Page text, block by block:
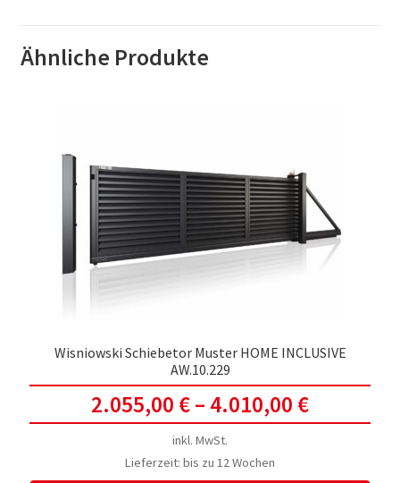
Ähnliche Produkte
Wisniowski Schiebetor Muster HOME INCLUSIVE
AW.10.229
2.055,00 €– 4.010,00 €
inkl. MwSt.
Lieferzeit: bis zu 12 Wochen